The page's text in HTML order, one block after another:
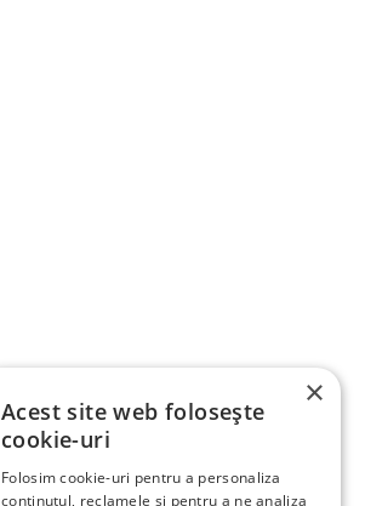
×
Acest site web folosește
cookie-uri
Folosim cookie-uri pentru a personaliza
conținutul, reclamele și pentru a ne analiza